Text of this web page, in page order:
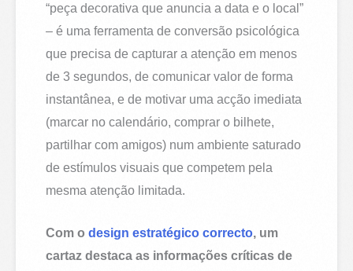
“peça decorativa que anuncia a data e o local”
– é uma ferramenta de conversão psicológica
que precisa de capturar a atenção em menos
de 3 segundos, de comunicar valor de forma
instantânea, e de motivar uma acção imediata
(marcar no calendário, comprar o bilhete,
partilhar com amigos) num ambiente saturado
de estímulos visuais que competem pela
mesma atenção limitada.
Com odesign estratégico correcto, um
cartaz destaca as informações críticas de